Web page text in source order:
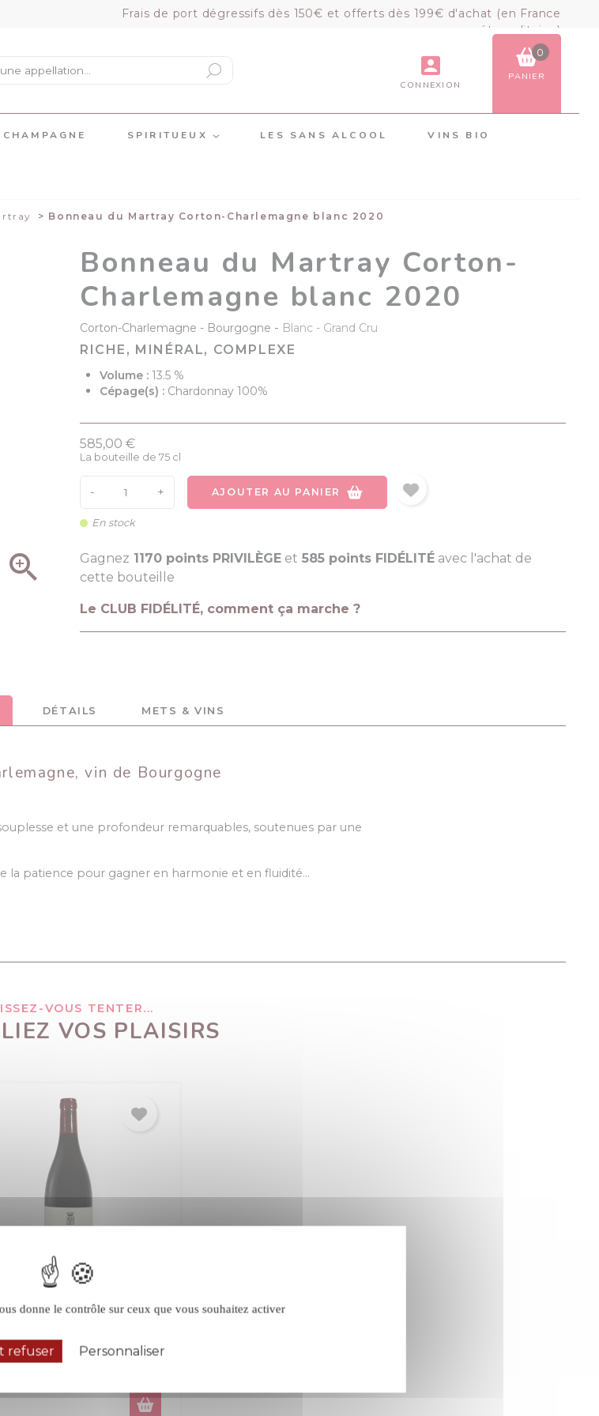
Frais de port dégressifs dès 150€ et offerts dès 199€ d'achat (en France
métropolitaine)
CONNEXION
0
PANIER
VOIR LE PANIER COMMANDER
CHAMPAGNE SPIRITUEUX LES SANS ALCOOL VINS BIO
Bonneau du Martray Corton-Charlemagne blanc 2020

Bonneau du Martray Corton-
Charlemagne blanc 2020
Corton-Charlemagne Bourgogne - Blanc Grand Cru
RICHE, MINÉRAL, COMPLEXE
Volume : 13.5 %
Cépage(s) : Chardonnay 100%
585,00 €
La bouteille de 75 cl
- + AJOUTER AU PANIER
En stock
Gagnez 1170 points PRIVILÈGE et 585 points FIDÉLITÉ avec l'achat de
cette bouteille
Le CLUB FIDÉLITÉ, comment ça marche ?
DÉTAILS METS & VINS
vin de Bourgogne
et une profondeur remarquables, soutenues par une
la patience pour gagner en harmonie et en fluidité…
VOUS TENTER...
VOS PLAISIRS
du Martray Corton
2019
Bourgogne
Grand Cru
donne le contrôle sur ceux que vous souhaitez activer
refuser Personnaliser